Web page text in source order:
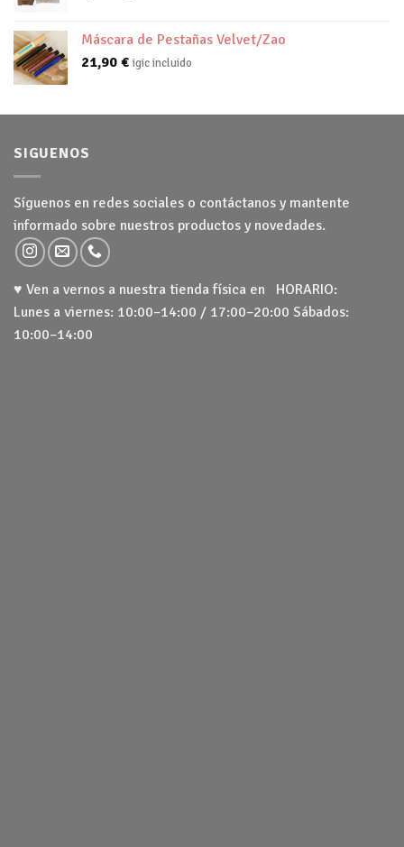
Máscara de Pestañas Velvet/Zao
21,90 € igic incluido
SIGUENOS
Síguenos en redes sociales o contáctanos y mantente
informado sobre nuestros productos y novedades.
♥ Ven a vernos a nuestra tienda física en HORARIO:
Lunes a viernes: 10:00–14:00 / 17:00–20:00 Sábados:
10:00–14:00